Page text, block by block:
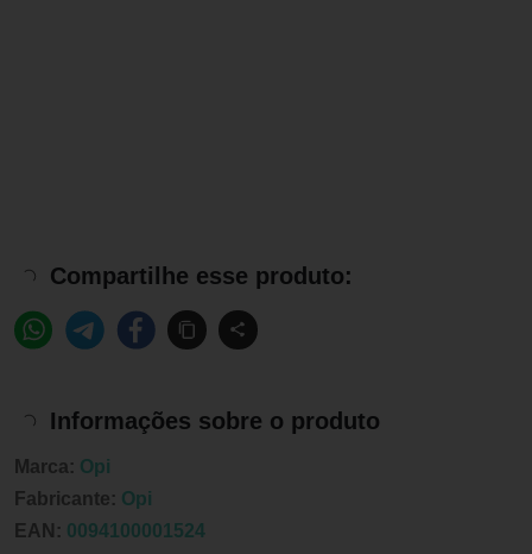
Compartilhe esse produto:
Informações sobre o produto
Marca: Opi
Fabricante: Opi
EAN: 0094100001524